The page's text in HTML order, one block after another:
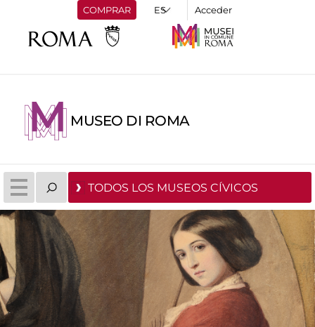
COMPRAR Acceder
MUSEO DI ROMA
TODOS LOS MUSEOS CÍVICOS